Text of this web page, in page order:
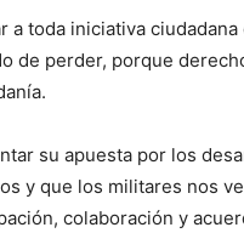
a toda iniciativa
de perder, porque
su apuesta por los
y que los militares nos
colaboración y